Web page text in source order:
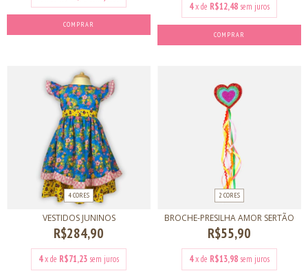
COMPRAR
4x de R$12,48 sem juros
COMPRAR
4 CORES
VESTIDOS JUNINOS
R$284,90
4x de R$71,23 sem juros
2 CORES
BROCHE-PRESILHA AMOR SERTÃO
R$55,90
4x de R$13,98 sem juros